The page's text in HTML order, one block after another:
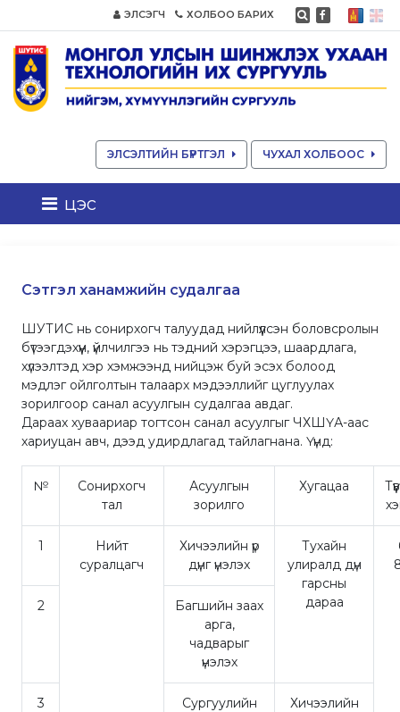
ЭЛСЭГЧ ХОЛБОО БАРИХ
ЭЛСЭЛТИЙН БҮРТГЭЛ ЧУХАЛ ХОЛБООС
цэс
Сэтгэл ханамжийн судалгаа
ШУТИС нь сонирхогч талуудад нийлүүлсэн боловсролын
бүтээгдэхүүн, үйлчилгээ нь тэдний хэрэгцээ, шаардлага,
хүлээлтэд хэр хэмжээнд нийцэж буй эсэх болоод
мэдлэг ойлголтын талаарх мэдээллийг цуглуулах
зорилгоор санал асуулгын судалгаа авдаг.
Дараах хуваариар тогтсон санал асуулгыг ЧХШҮА-аас
хариуцан авч, дээд удирдлагад тайлагнана. Үүнд:
№
Сонирхогч
тал
Асуулгын
зорилго
Хугацаа
1
Нийт
суралцагч
Хичээлийн үр
дүнг үнэлэх
Тухайн
улиралд дүн
гарсны
дараа
2
Багшийн заах
арга,
чадварыг
үнэлэх
3
Сургуулийн
Хичээлийн